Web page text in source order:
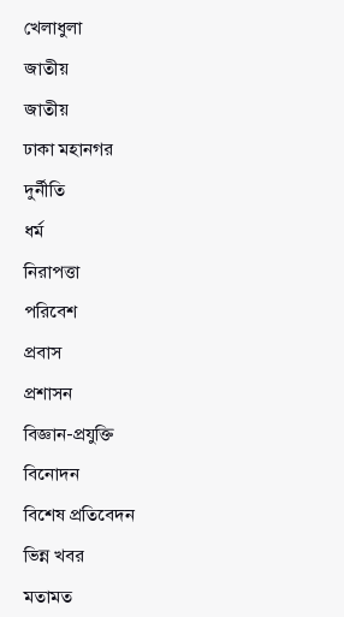
খেলাধুলা
জাতীয়
জাতীয়
ঢাকা মহানগর
দুর্নীতি
ধর্ম
নিরাপত্তা
পরিবেশ
প্রবাস
প্রশাসন
বিজ্ঞান-প্রযুক্তি
বিনোদন
বিশেষ প্রতিবেদন
ভিন্ন খবর
মতামত